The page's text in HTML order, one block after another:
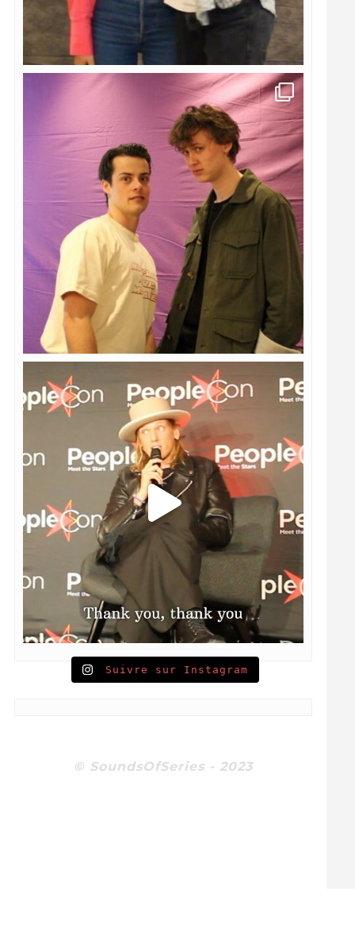
Suivre sur Instagram
© SoundsOfSeries - 2023